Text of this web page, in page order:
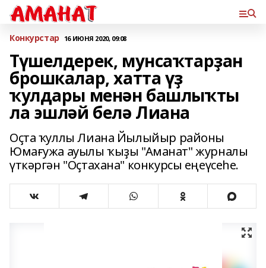
Конкурстар 16 ИЮНЯ 2020, 09:08
Түшелдерек, мунсаҡтарҙан
брошкалар, хатта үҙ
ҡулдары менән башлыҡты
ла эшләй белә Лиана
Оҫта ҡуллы Лиана Йылыйыр районы
Юмағужа ауылы ҡыҙы "Аманат" журналы
үткәргән "Оҫтахана" конкурсы еңеүсеһе.